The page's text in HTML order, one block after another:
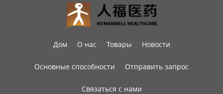
Дом О нас Товары Новости
Основные способности Отправить запрос
Связаться с нами